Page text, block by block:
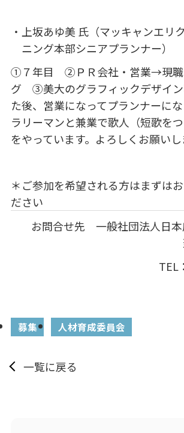
上坂あゆ美 氏（マッキャンエ
ニング本部シニアプランナー）
①７年目 ②ＰＲ会社・営業→現職
グ ③美大のグラフィックデザイン
た後、営業になってプランナーに
ラリーマンと兼業で歌人（短歌をつ
をやっています。よろしくお願いし
＊ご参加を希望される方はまずは
ださい
お問合せ先 一般社団法人日
TEL
募集 人材育成委員会
一覧に戻る